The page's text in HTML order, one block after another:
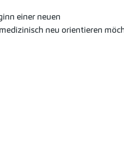
einer neuen
neu orientieren